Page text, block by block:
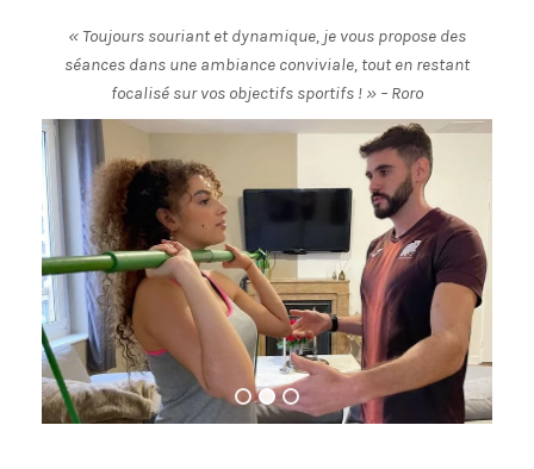
« Toujours souriant et dynamique, je vous propose des
séances dans une ambiance conviviale, tout en restant
focalisé sur vos objectifs sportifs ! » – Roro